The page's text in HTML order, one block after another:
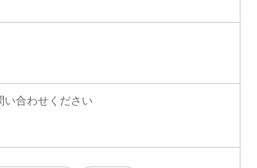
い合わせください